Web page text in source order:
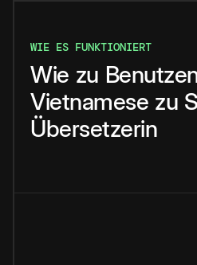
WIE ES FUNKTIONIERT
Wie zu
Vietnamese zu
Übersetzerin